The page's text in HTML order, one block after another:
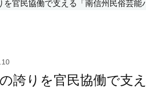
誇りを官民協働で支